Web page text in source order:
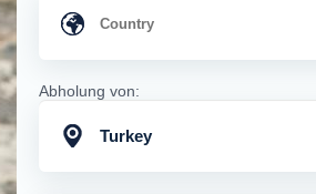
Abholung von:
Turkey